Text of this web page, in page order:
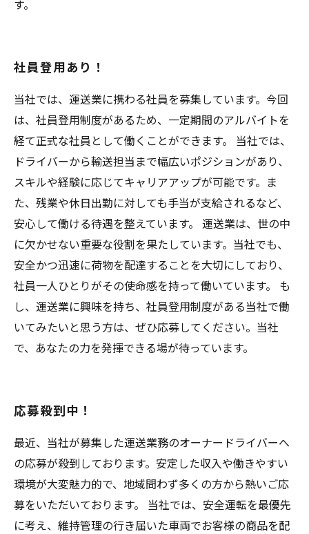
す。
社員登用あり！
当社では、運送業に携わる社員を募集しています。今回
は、社員登用制度があるため、一定期間のアルバイトを
経て正式な社員として働くことができます。 当社では、
ドライバーから輸送担当まで幅広いポジションがあり、
スキルや経験に応じてキャリアアップが可能です。ま
た、残業や休日出勤に対しても手当が支給されるなど、
安心して働ける待遇を整えています。 運送業は、世の中
に欠かせない重要な役割を果たしています。当社でも、
安全かつ迅速に荷物を配達することを大切にしており、
社員一人ひとりがその使命感を持って働いています。 も
し、運送業に興味を持ち、社員登用制度がある当社で働
いてみたいと思う方は、ぜひ応募してください。当社
で、あなたの力を発揮できる場が待っています。
応募殺到中！
最近、当社が募集した運送業務のオーナードライバーへ
の応募が殺到しております。安定した収入や働きやすい
環境が大変魅力的で、地域問わず多くの方から熱いご応
募をいただいております。 当社では、安全運転を最優先
に考え、維持管理の行き届いた車両でお客様の商品を配